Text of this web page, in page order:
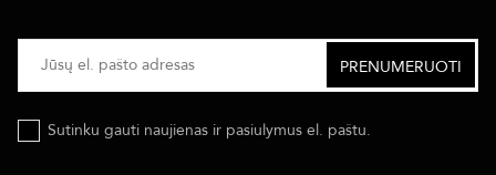
Sutinku gauti naujienas ir pasiulymus el. paštu.